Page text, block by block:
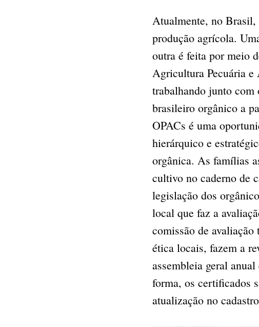
Atualmente, no Brasil,
produção agrícola.
outra é feita por meio
Agricultura Pecuária e
trabalhando junto com
brasileiro orgânico a
OPACs é uma
hierárquico e
orgânica. As famílias
cultivo no caderno de
legislação dos
local que faz a
comissão de
ética locais, fazem a
assembleia geral
forma, os certificados
atualização no